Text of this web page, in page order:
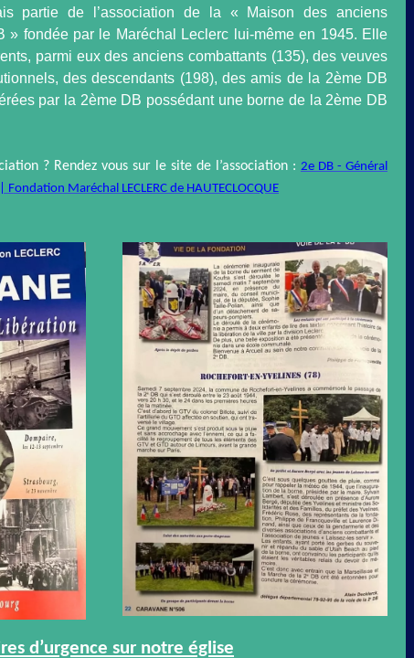
partie de l’association de la « Maison des anciens
» fondée par le Maréchal Leclerc lui-même en 1945. Elle
parmi eux des anciens combattants (135), des veuves
des descendants (198), des amis de la 2ème DB
par la 2ème DB possédant une borne de la 2ème DB
? Rendez vous sur le site de l’association : 2e DB - Général
Fondation Maréchal LECLERC de HAUTECLOCQUE
d’urgence sur notre église